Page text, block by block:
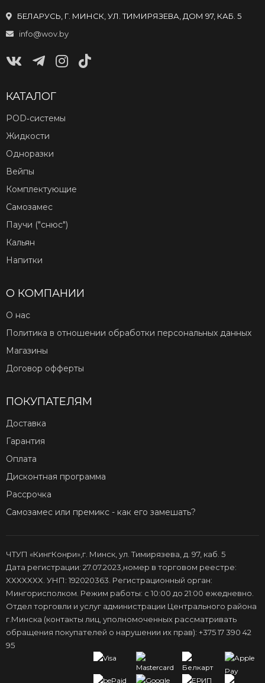
БЕЛАРУСЬ, Г. МИНСК, УЛ. ТИМИРЯЗЕВА, ДОМ 97, КАБ. 5
info@wov.by
КАТАЛОГ
POD‑системы
Жидкости
Одноразки
Вейпы
Комплектующие
Самозамес
Паучи ("снюс")
Кальян
Напитки
О КОМПАНИИ
О нас
Политика в отношении обработки персональных данных
Магазины
Договор офферты
ПОКУПАТЕЛЯМ
Доставка
Гарантия
Оплата
Дисконтная программа
Рассрочка
Самозамес или премикс - как его замешать?
ЧТУП «КингКонри»,г. Минск, ул. Тимирязева, д. 97, каб. 5
Дата регистрации: 27.07.2023,номер в торговом реестре:
XXXXXXX. УНП: 192020363. Регистрационный орган:
Мингорисполком. Режим работы: с 10:00 до 21:00 ежедневно.
Отдел торговли и услуг администрации Центрального района
г.Минска (контакты лиц, уполномоченных рассматривать
обращения покупателей о нарушении их прав): +375 17 390 42
95